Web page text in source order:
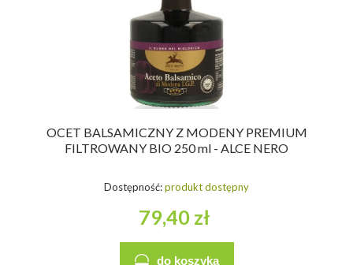
OCET BALSAMICZNY Z MODENY PREMIUM
FILTROWANY BIO 250 ml - ALCE NERO
Dostępność:produkt dostępny
79,40 zł
do koszyka